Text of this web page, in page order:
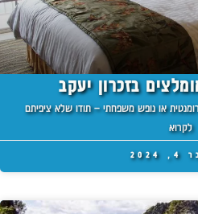
בזכרון יעקב
או נופש משפחתי – תודו שלא ציפיתם
לקרוא